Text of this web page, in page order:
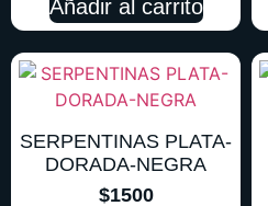
Añadir al carrito
SERPENTINAS PLATA-
DORADA-NEGRA
$1500